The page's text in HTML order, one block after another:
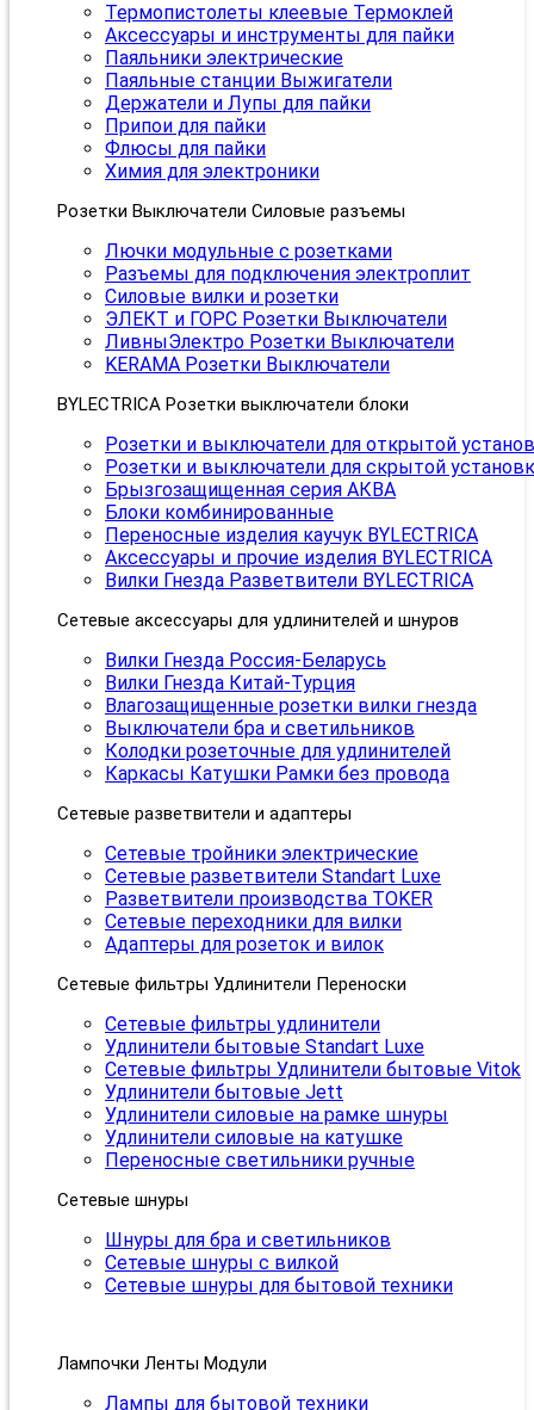
Термопистолеты клеевые Термоклей
Аксессуары и инструменты для пайки
Паяльники электрические
Паяльные станции Выжигатели
Держатели и Лупы для пайки
Припои для пайки
Флюсы для пайки
Химия для электроники
Розетки Выключатели Силовые разъемы
Лючки модульные с розетками
Разъемы для подключения электроплит
Силовые вилки и розетки
ЭЛЕКТ и ГОРС Розетки Выключатели
ЛивныЭлектро Розетки Выключатели
KERAMA Розетки Выключатели
BYLECTRICA Розетки выключатели блоки
Розетки и выключатели для открытой
Розетки и выключатели для скрытой
Брызгозащищенная серия АКВА
Блоки комбинированные
Переносные изделия каучук BYLECTRICA
Аксессуары и прочие изделия BYLECTRICA
Вилки Гнезда Разветвители BYLECTRICA
Сетевые аксессуары для удлинителей и шнуров
Вилки Гнезда Россия-Беларусь
Вилки Гнезда Китай-Турция
Влагозащищенные розетки вилки гнезда
Выключатели бра и светильников
Колодки розеточные для удлинителей
Каркасы Катушки Рамки без провода
Сетевые разветвители и адаптеры
Сетевые тройники электрические
Сетевые разветвители Standart Luxe
Разветвители производства TOKER
Сетевые переходники для вилки
Адаптеры для розеток и вилок
Сетевые фильтры Удлинители Переноски
Сетевые фильтры удлинители
Удлинители бытовые Standart Luxe
Сетевые фильтры Удлинители бытовые Vitok
Удлинители бытовые Jett
Удлинители силовые на рамке шнуры
Удлинители силовые на катушке
Переносные светильники ручные
Сетевые шнуры
Шнуры для бра и светильников
Сетевые шнуры с вилкой
Сетевые шнуры для бытовой техники
Лампочки Ленты Модули
Лампы для бытовой техники